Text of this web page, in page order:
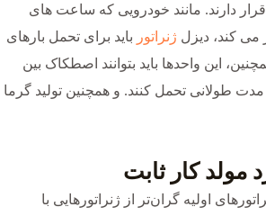
دارند. مانند خودرویی که ساعت های
می کند، دیزل ژنراتور باید برای تحمل بارهای
این واحدها باید بتوانند اصطکاک بین
طولانی تحمل کنند. و همچنین تولید گرما
مولد کار ثابت
اولیه گران‌تر از ژنراتورهایی با